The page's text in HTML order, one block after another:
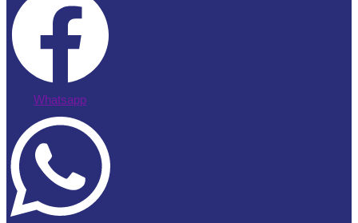
Whatsapp